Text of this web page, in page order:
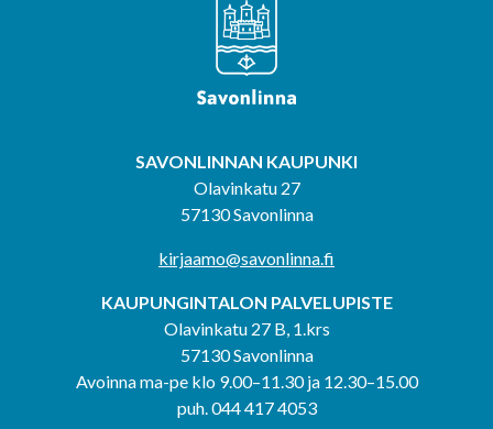
SAVONLINNAN KAUPUNKI
Olavinkatu 27
57130 Savonlinna
kirjaamo@savonlinna.fi
KAUPUNGINTALON PALVELUPISTE
Olavinkatu 27 B, 1.krs
57130 Savonlinna
Avoinna ma-pe klo 9.00–11.30 ja 12.30–15.00
puh. 044 417 4053